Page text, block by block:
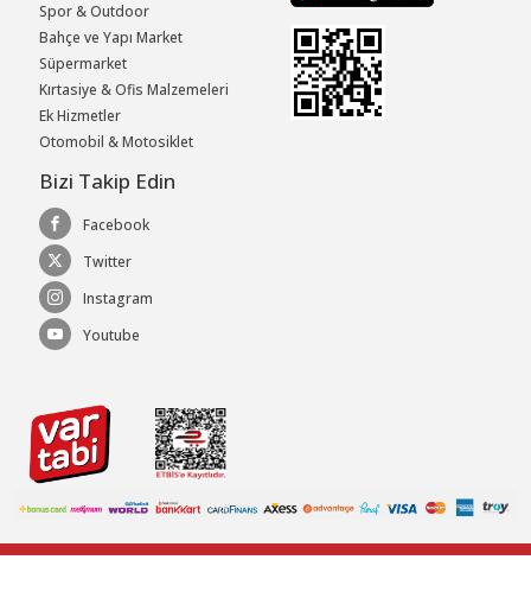
Spor & Outdoor
Bahçe ve Yapı Market
Süpermarket
Kırtasiye & Ofis Malzemeleri
Ek Hizmetler
Otomobil & Motosiklet
Bizi Takip Edin
Facebook
Twitter
Instagram
Youtube